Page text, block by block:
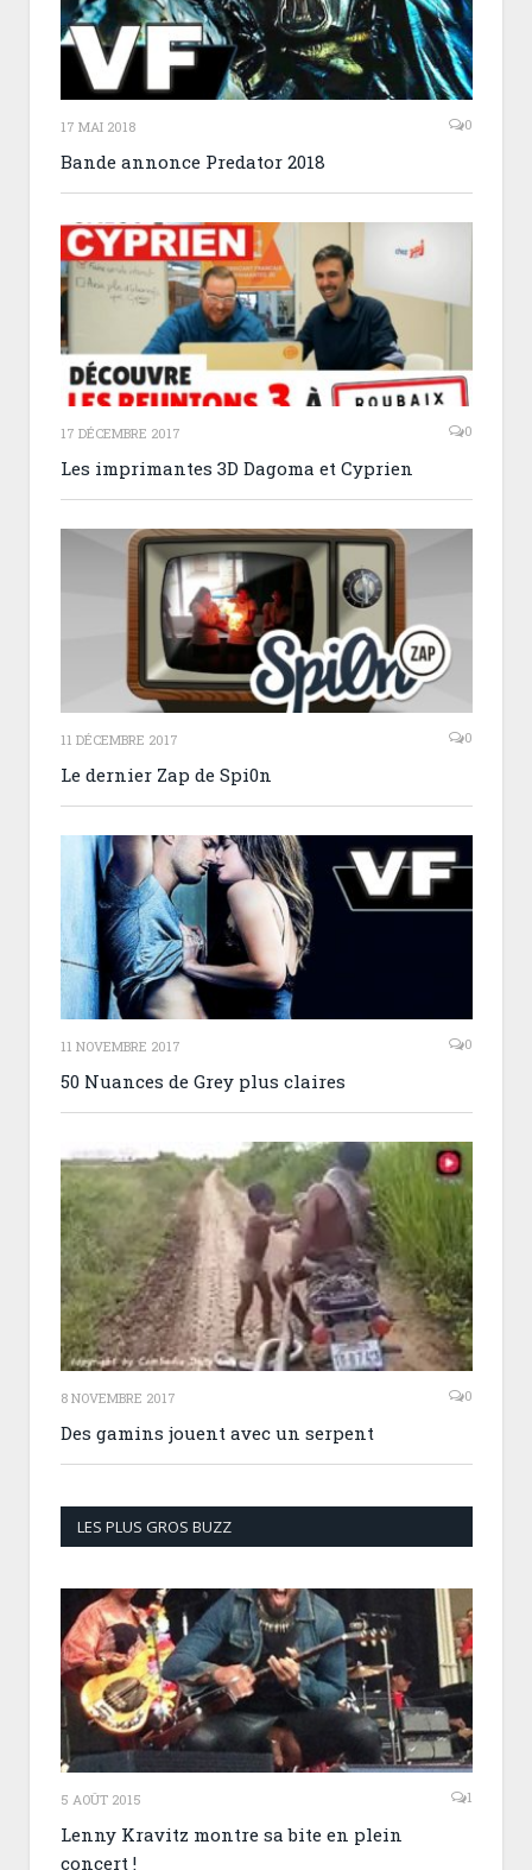
17 MAI 2018 0
Bande annonce Predator 2018
17 DÉCEMBRE 2017 0
Les imprimantes 3D Dagoma et Cyprien
11 DÉCEMBRE 2017 0
Le dernier Zap de Spi0n
11 NOVEMBRE 2017 0
50 Nuances de Grey plus claires
8 NOVEMBRE 2017 0
Des gamins jouent avec un serpent
LES PLUS GROS BUZZ
5 AOÛT 2015 1
Lenny Kravitz montre sa bite en plein
concert !